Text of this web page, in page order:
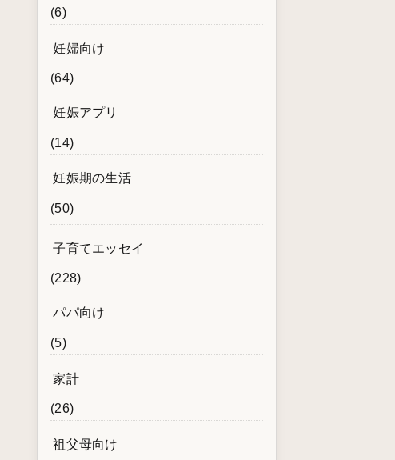
(6)
妊婦向け
(64)
妊娠アプリ
(14)
妊娠期の生活
(50)
子育てエッセイ
(228)
パパ向け
(5)
家計
(26)
祖父母向け